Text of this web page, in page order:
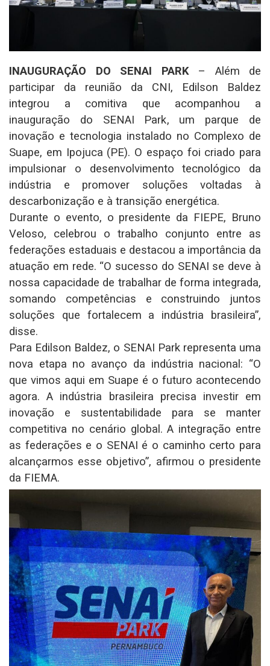
INAUGURAÇÃO DO SENAI PARK – Além de
participar da reunião da CNI, Edilson Baldez
integrou a comitiva que acompanhou a
inauguração do SENAI Park, um parque de
inovação e tecnologia instalado no Complexo de
Suape, em Ipojuca (PE). O espaço foi criado para
impulsionar o desenvolvimento tecnológico da
indústria e promover soluções voltadas à
descarbonização e à transição energética.
Durante o evento, o presidente da FIEPE, Bruno
Veloso, celebrou o trabalho conjunto entre as
federações estaduais e destacou a importância da
atuação em rede. “O sucesso do SENAI se deve à
nossa capacidade de trabalhar de forma integrada,
somando competências e construindo juntos
soluções que fortalecem a indústria brasileira”,
disse.
Para Edilson Baldez, o SENAI Park representa uma
nova etapa no avanço da indústria nacional: “O
que vimos aqui em Suape é o futuro acontecendo
agora. A indústria brasileira precisa investir em
inovação e sustentabilidade para se manter
competitiva no cenário global. A integração entre
as federações e o SENAI é o caminho certo para
alcançarmos esse objetivo”, afirmou o presidente
da FIEMA.